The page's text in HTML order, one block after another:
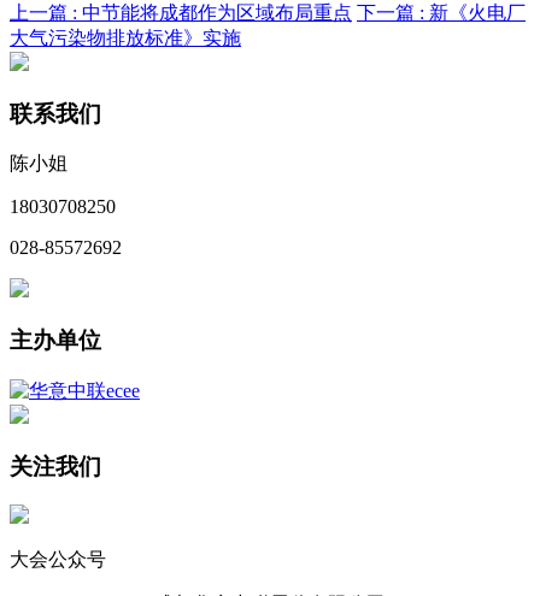
上一篇 : 中节能将成都作为区域布局重点 下一篇 : 新《火电厂
大气污染物排放标准》实施
联系我们
陈小姐
18030708250
028-85572692
主办单位
关注我们
大会公众号